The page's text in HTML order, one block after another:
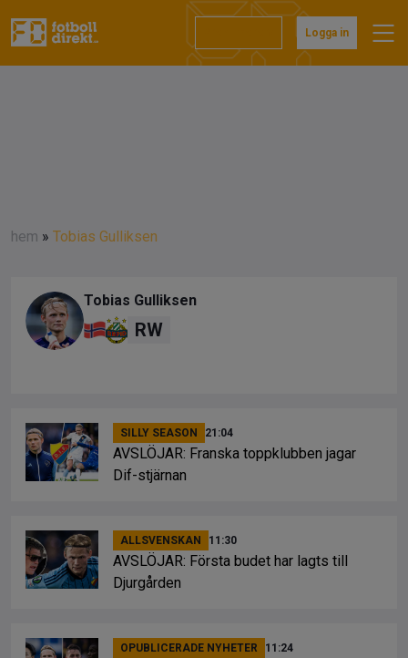
Logga in
hem » Tobias Gulliksen
Tobias Gulliksen
RW
SILLY SEASON 21:04
AVSLÖJAR: Franska toppklubben jagar
Dif-stjärnan
ALLSVENSKAN 11:30
AVSLÖJAR: Första budet har lagts till
Djurgården
OPUBLICERADE NYHETER 11:24